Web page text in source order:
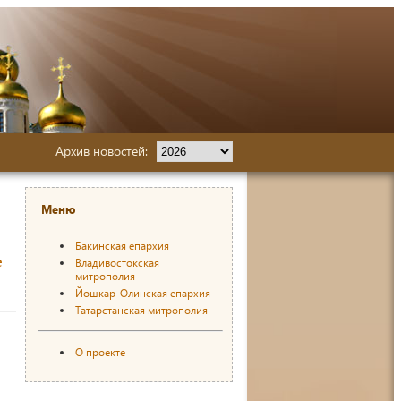
Архив новостей:
Меню
Бакинская епархия
Владивостокская
митрополия
Йошкар-Олинская епархия
Татарстанская митрополия
О проекте